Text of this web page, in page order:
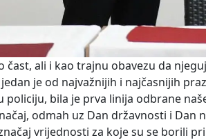
čast, ali i kao trajnu obavezu da
je od najvažnijih i najčasnijih
bila je prva linija odbrane
odmah uz Dan državnosti i Dan
vrijednosti za koje su se borili